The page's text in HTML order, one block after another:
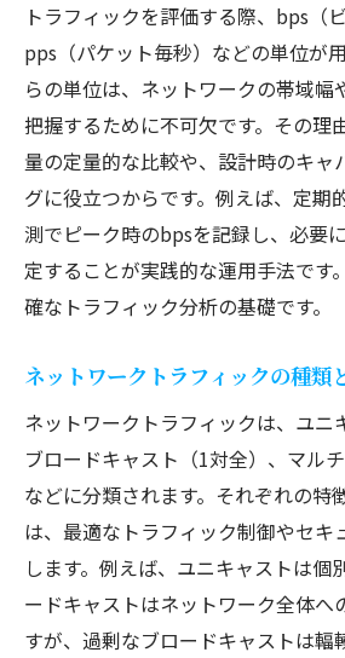
トラフィックデータの見方
業務効率を高めるITエン
ネットワークの最適化に
事例
ITエンジニア目線で見るトラ
ツ
トラフィック制御に必要
知識
果
トラフィックジャム防止
策
ITエンジニアが考える通
ト
ネットワークトラフィッ
解説
トラフィックを評価する際、bps（
pps（パケット毎秒）などの単位が
らの単位は、ネットワークの帯域幅
把握するために不可欠です。その理
量の定量的な比較や、設計時のキャ
グに役立つからです。例えば、定期
測でピーク時のbpsを記録し、必要
定することが実践的な運用手法です
確なトラフィック分析の基礎です。
ネットワークトラフィックの種類
ネットワークトラフィックは、ユニ
ブロードキャスト（1対全）、マル
などに分類されます。それぞれの特
は、最適なトラフィック制御やセキ
します。例えば、ユニキャストは個
ードキャストはネットワーク全体へ
すが、過剰なブロードキャストは輻